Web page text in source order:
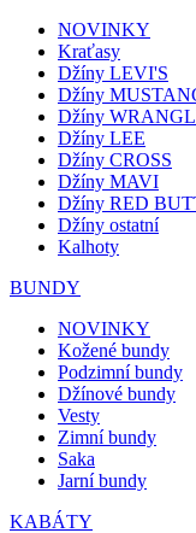
NOVINKY
Kraťasy
Džíny LEVI'S
Džíny
Džíny
Džíny LEE
Džíny CROSS
Džíny MAVI
Džíny RED
Džíny ostatní
Kalhoty
BUNDY
NOVINKY
Kožené bundy
Podzimní bundy
Džínové bundy
Vesty
Zimní bundy
Saka
Jarní bundy
KABÁTY